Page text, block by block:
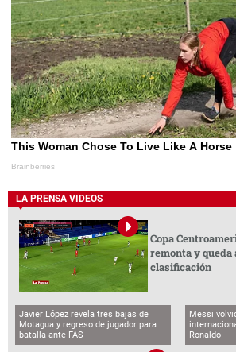
LA PRENSA VIDEOS
Copa
remonta y queda
clasificación
Javier López revela tres bajas de
Motagua y regreso de jugador para
batalla ante FAS
Messi
Ronaldo